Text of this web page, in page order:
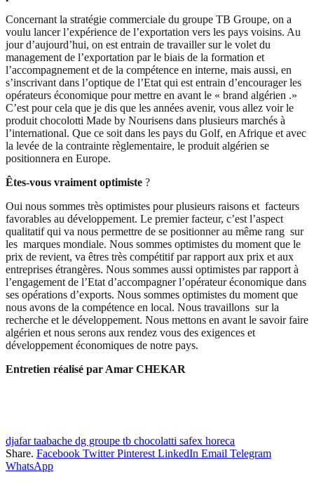
Concernant la stratégie commerciale du groupe TB Groupe, on a
voulu lancer l’expérience de l’exportation vers les pays voisins. Au
jour d’aujourd’hui, on est entrain de travailler sur le volet du
management de l’exportation par le biais de la formation et
l’accompagnement et de la compétence en interne, mais aussi, en
s’inscrivant dans l’optique de l’Etat qui est entrain d’encourager les
opérateurs économique pour mettre en avant le « brand algérien .»
C’est pour cela que je dis que les années avenir, vous allez voir le
produit chocolotti Made by Nourisens dans plusieurs marchés à
l’international. Que ce soit dans les pays du Golf, en Afrique et avec
la levée de la contrainte règlementaire, le produit algérien se
positionnera en Europe.
Êtes-vous vraiment optimiste ?
Oui nous sommes très optimistes pour plusieurs raisons et facteurs
favorables au développement. Le premier facteur, c’est l’aspect
qualitatif qui va nous permettre de se positionner au même rang sur
les marques mondiale. Nous sommes optimistes du moment que le
prix de revient, va êtres très compétitif par rapport aux prix et aux
entreprises étrangères. Nous sommes aussi optimistes par rapport à
l’engagement de l’Etat d’accompagner l’opérateur économique dans
ses opérations d’exports. Nous sommes optimistes du moment que
nous avons de la compétence en local. Nous travaillons sur la
recherche et le développement. Nous mettons en avant le savoir faire
algérien et nous serons aux rendez vous des exigences et
développement économiques de notre pays.
Entretien réalisé par Amar CHEKAR
djafar taabache dg groupe tb chocolatti safex horeca
Share. Facebook Twitter Pinterest LinkedIn Email Telegram
WhatsApp